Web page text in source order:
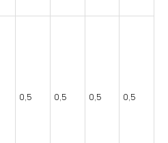
0,5 0,5 0,5 0,5